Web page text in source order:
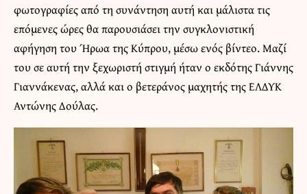
φωτογραφίες από τη συνάντηση αυτή και μάλιστα τις
επόμενες ώρες θα παρουσιάσει την συγκλονιστική
αφήγηση του Ήρωα της Κύπρου, μέσω ενός βίντεο. Μαζί
του σε αυτή την ξεχωριστή στιγμή ήταν ο εκδότης Γιάννης
Γιαννάκενας, αλλά και ο βετεράνος μαχητής της ΕΛΔΥΚ
Αντώνης Δούλας.